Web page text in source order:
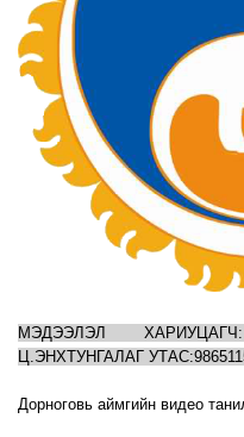
МЭДЭЭЛЭЛ
Ц.ЭНХТУНГАЛАГ
Дорноговь аймгийн видео